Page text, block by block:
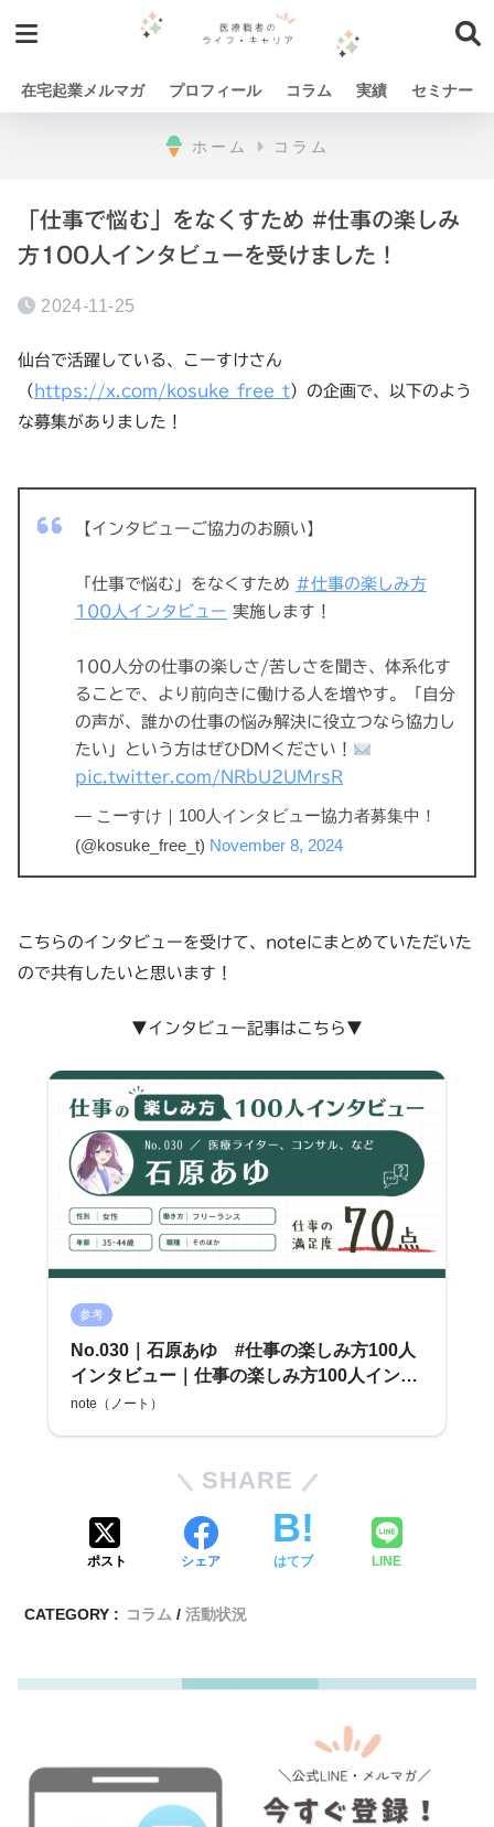
在宅起業メルマガ プロフィール コラム 実績 セミナー
ホーム コラム
「仕事で悩む」をなくすため #仕事の楽しみ
方100人インタビューを受けました！
2024-11-25
仙台で活躍している、こーすけさん
（ https://x.com/kosuke_free_t）の企画で、以下のよう
な募集がありました！
【インタビューご協力のお願い】
「仕事で悩む」をなくすため #仕事の楽しみ方
100人インタビュー 実施します！
100人分の仕事の楽しさ/苦しさを聞き、体系化す
ることで、より前向きに働ける人を増やす。「自分
の声が、誰かの仕事の悩み解決に役立つなら協力し
たい」という方はぜひDMください！
pic.twitter.com/NRbU2UMrsR
— こーすけ｜100人インタビュー協力者募集中！
(@kosuke_free_t) November 8, 2024
こちらのインタビューを受けて、noteにまとめていただいた
ので共有したいと思います！
▼インタビュー記事はこちら▼
参考
No.030｜石原あゆ #仕事の楽しみ方100人
インタビュー｜仕事の楽しみ方100人インタ
ビュー
note（ノート）
SHARE
ポスト シェア はてブ LINE
CATEGORY : コラム 活動状況